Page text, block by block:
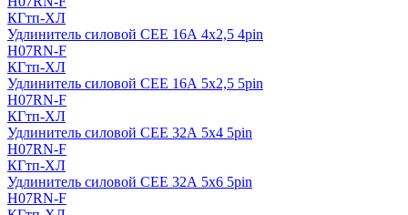
КГтп-ХЛ
Удлинитель силовой CEE 16А 4х2,5 4pin
H07RN-F
КГтп-ХЛ
Удлинитель силовой CEE 16А 5x2,5 5pin
H07RN-F
КГтп-ХЛ
Удлинитель силовой CEE 32А 5x4 5pin
H07RN-F
КГтп-ХЛ
Удлинитель силовой CEE 32А 5x6 5pin
H07RN-F